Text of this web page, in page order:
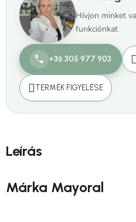
Hívjon minket
funkciónkat
+36 305 977 903
TERMÉK FIGYELÉSE
Leírás
Márka Mayoral